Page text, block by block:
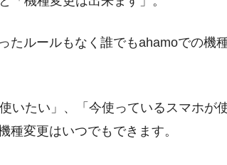
たルールもなく誰でもahamoでの機
いたい」、「今使っているスマホが
種変更はいつでもできます。